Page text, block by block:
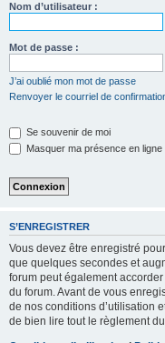
Nom d’utilisateur :
Mot de passe :
J’ai oublié mon mot de passe
Renvoyer le courriel de
Se souvenir de moi
Masquer ma présence en
S’ENREGISTRER
Vous devez être enregistré
que quelques secondes et
forum peut également
du forum. Avant de vous
de nos conditions d’utilisation
de bien lire tout le règlement du